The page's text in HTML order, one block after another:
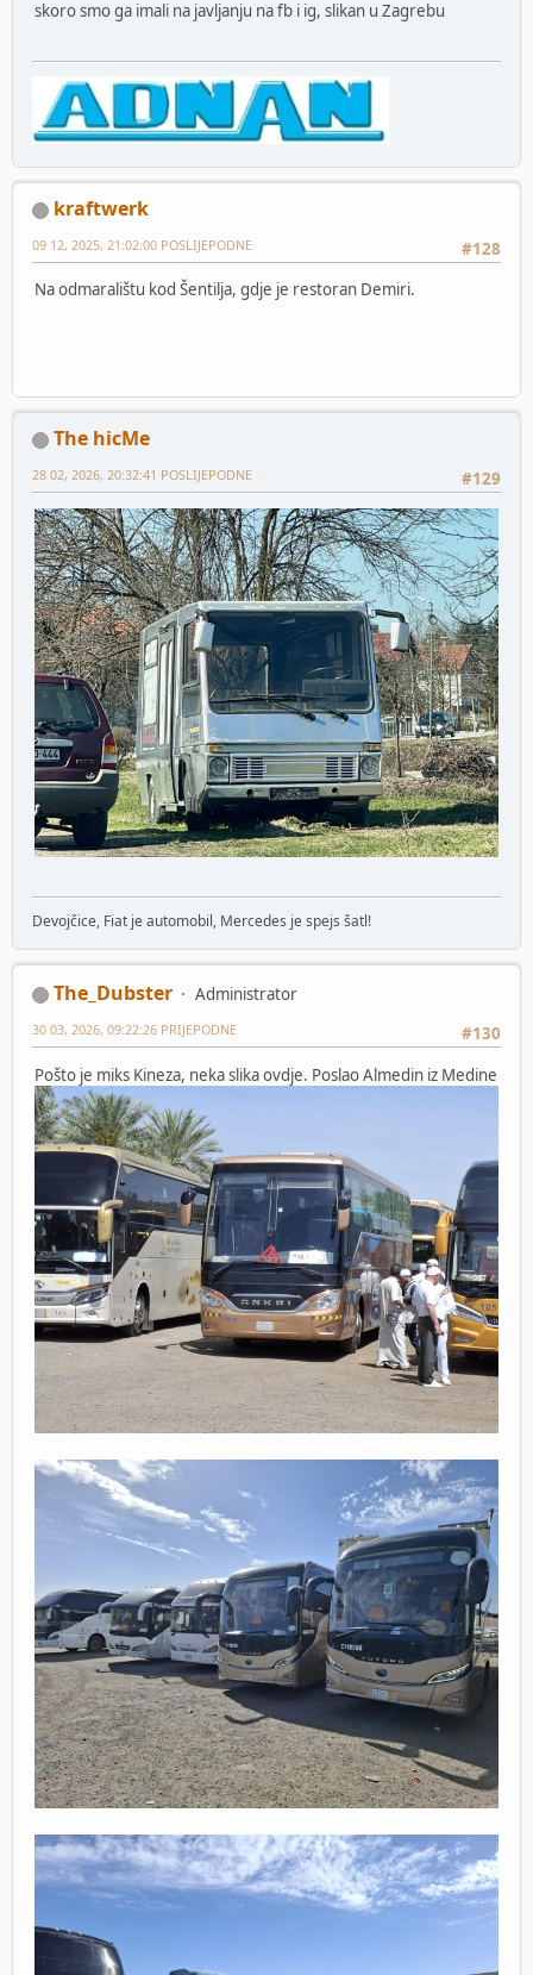
skoro smo ga imali na javljanju na fb i ig, slikan u Zagrebu
kraftwerk
#128
09 12, 2025, 21:02:00 POSLIJEPODNE
Na odmaralištu kod Šentilja, gdje je restoran Demiri.
The hicMe
#129
28 02, 2026, 20:32:41 POSLIJEPODNE
Devojčice, Fiat je automobil, Mercedes je spejs šatl!
The_Dubster
Administrator
#130
30 03, 2026, 09:22:26 PRIJEPODNE
Pošto je miks Kineza, neka slika ovdje. Poslao Almedin iz Medine